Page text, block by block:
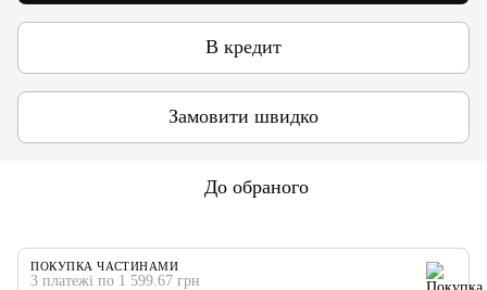
В кредит
Замовити швидко
До обраного
ПОКУПКА ЧАСТИНАМИ
3 платежі по 1 599.67 грн